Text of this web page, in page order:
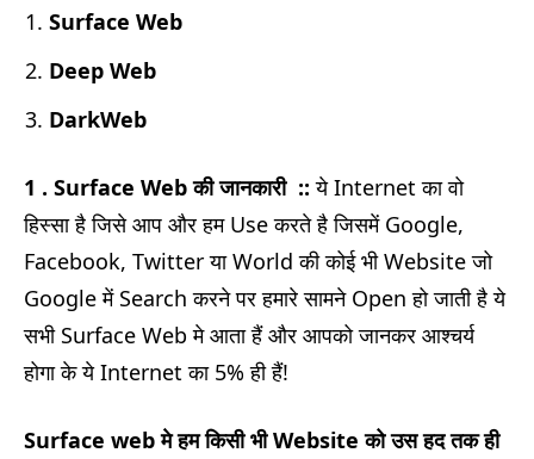
Surface Web
Deep Web
DarkWeb
1 . Surface Web की जानकारी :: ये Internet का वो
हिस्सा है जिसे आप और हम Use करते है जिसमें Google,
Facebook, Twitter या World की कोई भी Website जो
Google में Search करने पर हमारे सामने Open हो जाती है ये
सभी Surface Web मे आता हैं और आपको जानकर आश्चर्य
होगा के ये Internet का 5% ही हैं!
Surface web मे हम किसी भी Website को उस हद तक ही